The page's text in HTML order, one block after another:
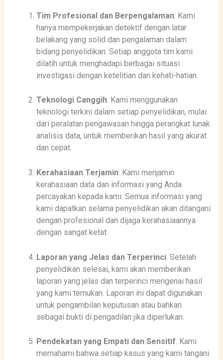
Tim Profesional dan Berpengalaman: Kami
hanya mempekerjakan detektif dengan latar
belakang yang solid dan pengalaman dalam
bidang penyelidikan. Setiap anggota tim kami
dilatih untuk menghadapi berbagai situasi
investigasi dengan ketelitian dan kehati-hatian.
Teknologi Canggih: Kami menggunakan
teknologi terkini dalam setiap penyelidikan, mulai
dari peralatan pengawasan hingga perangkat lunak
analisis data, untuk memberikan hasil yang akurat
dan cepat.
Kerahasiaan Terjamin: Kami menjamin
kerahasiaan data dan informasi yang Anda
percayakan kepada kami. Semua informasi yang
kami dapatkan selama penyelidikan akan ditangani
dengan profesional dan dijaga kerahasiaannya
dengan sangat ketat.
Laporan yang Jelas dan Terperinci: Setelah
penyelidikan selesai, kami akan memberikan
laporan yang jelas dan terperinci mengenai hasil
yang kami temukan. Laporan ini dapat digunakan
untuk pengambilan keputusan atau bahkan
sebagai bukti di pengadilan jika diperlukan.
Pendekatan yang Empati dan Sensitif: Kami
memahami bahwa setiap kasus yang kami tangani